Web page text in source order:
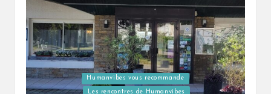
Posted
Humanvibes vous recommande
Les rencontres de Humanvibes